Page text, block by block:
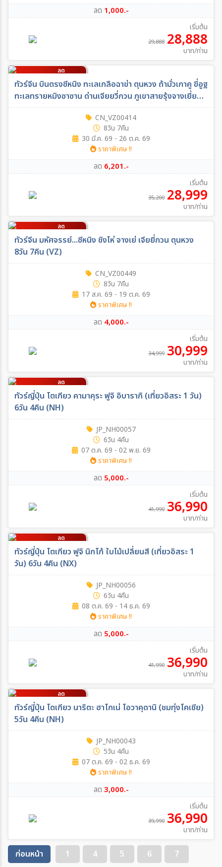
ลด 1,000.-
เริ่มต้น
29,888 28,888
บาท/ท่าน
ลด
บาท/ท่าน
ทัวร์จีน บินตรงซีหนิง ทะเลเกลือฉาข่า ตุนหวง ถ้ามั่วเกาคู ขี่อูฐ
ทะเลทรายหมิงซาซาน ด่านเจียยวี่กวน ภูเขาสายรุ้งจางเยี่ย
สระสุราจิ่วเฉวียน *ไม่เข้าร้าน* 8วัน 7คืน (VZ)
CN_VZ00414
8วัน 7คืน
30 มี.ค. 69 - 26 ต.ค. 69
ราคาพิเศษ !!
ลด 6,201.-
เริ่มต้น
35,200 28,999
บาท/ท่าน
ลด
4,000 บาท/ท่าน
ทัวร์จีน มหัศจรรย์...ซีหนิง ชิงไห่ จางเย่ เจียยี่กวน ตุนหวง
8วัน 7คืน (VZ)
CN_VZ00449
8วัน 7คืน
17 ส.ค. 69 - 19 ต.ค. 69
ราคาพิเศษ !!
ลด 4,000.-
เริ่มต้น
34,999 30,999
บาท/ท่าน
ลด
5,000 บาท/ท่าน
ทัวร์ญี่ปุ่น โตเกียว คามาคุระ ฟูจิ อิบารากิ (เที่ยวอิสระ 1 วัน)
6วัน 4คืน (NH)
JP_NH00057
6วัน 4คืน
07 ต.ค. 69 - 02 พ.ย. 69
ราคาพิเศษ !!
ลด 5,000.-
เริ่มต้น
41,990 36,990
บาท/ท่าน
ลด
5,000 บาท/ท่าน
ทัวร์ญี่ปุ่น โตเกียว ฟูจิ นิกโก้ ใบไม้เปลี่ยนสี (เที่ยวอิสระ 1
วัน) 6วัน 4คืน (NX)
JP_NH00056
6วัน 4คืน
08 ต.ค. 69 - 14 ธ.ค. 69
ราคาพิเศษ !!
ลด 5,000.-
เริ่มต้น
41,990 36,990
บาท/ท่าน
ลด
3,000 บาท/ท่าน
ทัวร์ญี่ปุ่น โตเกียว นาริตะ ฮาโกเน่ โอวาคุดานิ (ชมทุ่งโคเชีย)
5วัน 4คืน (NH)
JP_NH00043
5วัน 4คืน
07 ต.ค. 69 - 02 ธ.ค. 69
ราคาพิเศษ !!
ลด 3,000.-
เริ่มต้น
39,990 36,990
บาท/ท่าน
ก่อนหน้า 1 4 5 6
7